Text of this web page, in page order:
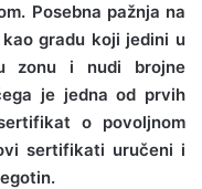
Posebna pažnja na
gradu koji jedini u
zonu i nudi brojne
je jedna od prvih
o povoljnom
sertifikati uručeni i